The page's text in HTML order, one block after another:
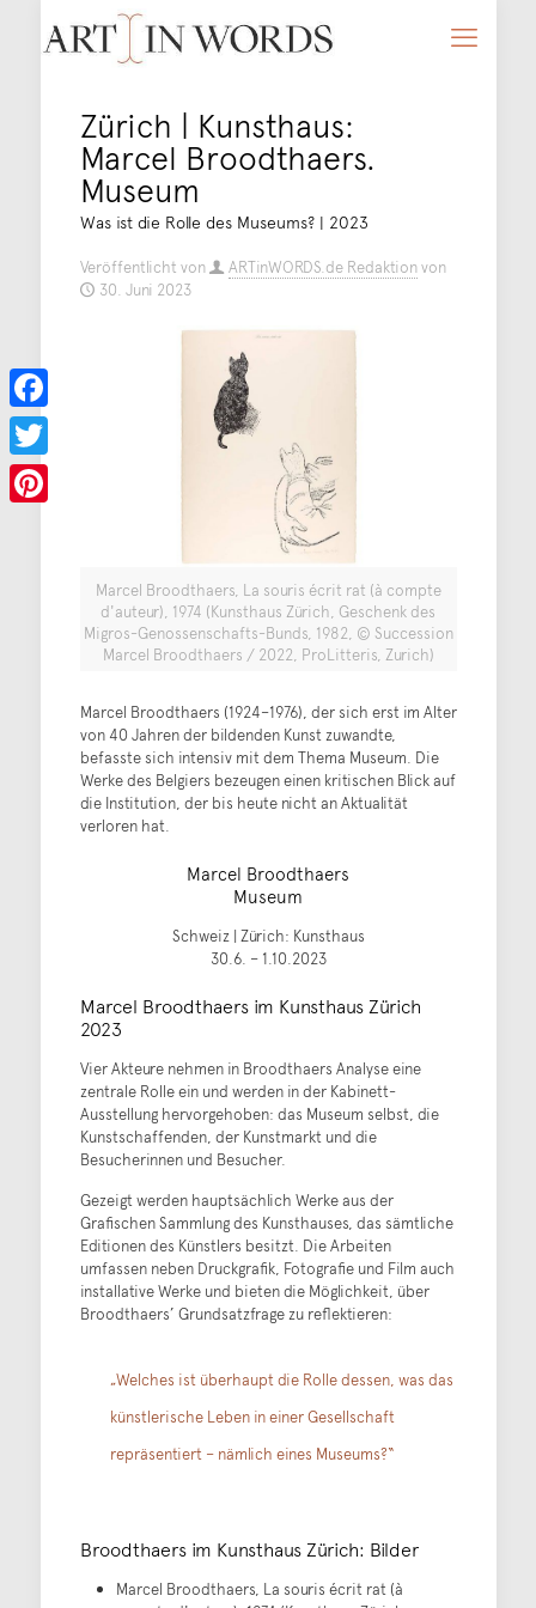
Zürich | Kunsthaus:
Marcel Broodthaers.
Museum
Was ist die Rolle des Museums? | 2023
Veröffentlicht von ARTinWORDS.de Redaktionvon
30. Juni 2023
Marcel Broodthaers, La souris écrit rat (à compte
d'auteur), 1974 (Kunsthaus Zürich, Geschenk des
Migros-Genossenschafts-Bunds, 1982, © Succession
Marcel Broodthaers / 2022, ProLitteris, Zurich)
Marcel Broodthaers (1924–1976), der sich erst im Alter
von 40 Jahren der bildenden Kunst zuwandte,
befasste sich intensiv mit dem Thema Museum. Die
Werke des Belgiers bezeugen einen kritischen Blick auf
die Institution, der bis heute nicht an Aktualität
verloren hat.
Marcel Broodthaers
Museum
Schweiz | Zürich: Kunsthaus
30.6. – 1.10.2023
Marcel Broodthaers im Kunsthaus Zürich
2023
Vier Akteure nehmen in Broodthaers Analyse eine
zentrale Rolle ein und werden in der Kabinett-
Ausstellung hervorgehoben: das Museum selbst, die
Kunstschaffenden, der Kunstmarkt und die
Besucherinnen und Besucher.
Gezeigt werden hauptsächlich Werke aus der
Grafischen Sammlung des Kunsthauses, das sämtliche
Editionen des Künstlers besitzt. Die Arbeiten
umfassen neben Druckgrafik, Fotografie und Film auch
installative Werke und bieten die Möglichkeit, über
Broodthaers’ Grundsatzfrage zu reflektieren:
„Welches ist überhaupt die Rolle dessen, was das
künstlerische Leben in einer Gesellschaft
repräsentiert – nämlich eines Museums?“
Broodthaers im Kunsthaus Zürich: Bilder
Marcel Broodthaers, La souris écrit rat (à
Facebook
Twitter